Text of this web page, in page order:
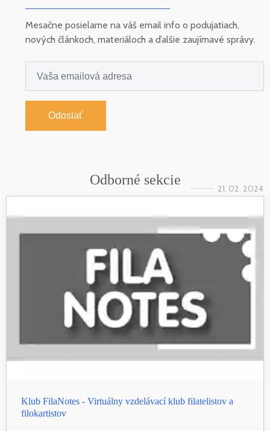
Mesačne posielame na váš email info o podujatiach,
nových článkoch, materiáloch a ďalšie zaujímavé správy.
Odoslať
Odborné sekcie
21. 02. 2024
Klub FilaNotes - Virtuálny vzdelávací klub filatelistov a
filokartistov